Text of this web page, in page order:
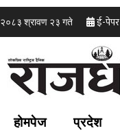
२०८३ श्रावण २३ गते ई-पेपर
होमपेज प्रदेश